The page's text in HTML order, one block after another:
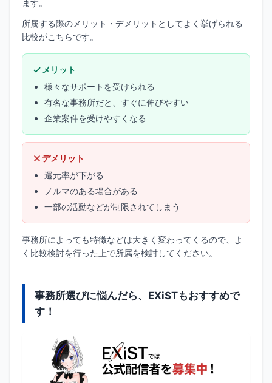
ます。
所属する際のメリット・デメリットとしてよく挙げられる
比較がこちらです。
メリット
様々なサポートを受けられる
有名な事務所だと、すぐに伸びやすい
企業案件を受けやすくなる
デメリット
還元率が下がる
ノルマのある場合がある
一部の活動などが制限されてしまう
事務所によっても特徴などは大きく変わってくるので、よ
く比較検討を行った上で所属を検討してください。
事務所選びに悩んだら、EXiSTもおすすめで
す！